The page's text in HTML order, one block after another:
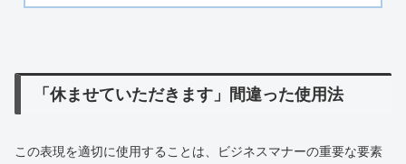
「休ませていただきます」間違った使用法
この表現を適切に使用することは、ビジネスマナーの重要な要素